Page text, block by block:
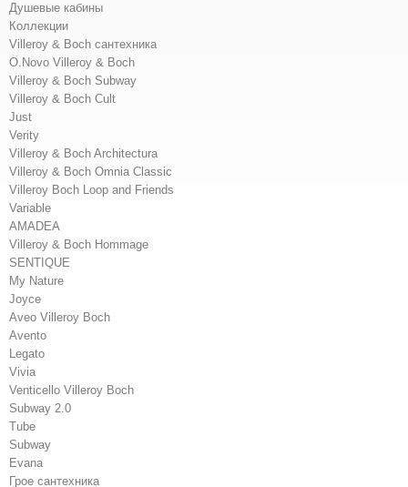
Душевые кабины
Коллекции
Villeroy & Boch сантехника
O.Novo Villeroy & Boch
Villeroy & Boch Subway
Villeroy & Boch Cult
Just
Verity
Villeroy & Boch Architectura
Villeroy & Boch Omnia Classic
Villeroy Boch Loop and Friends
Variable
AMADEA
Villeroy & Boch Hommage
SENTIQUE
My Nature
Joyce
Aveo Villeroy Boch
Avento
Legato
Vivia
Venticello Villeroy Boch
Subway 2.0
Tube
Subway
Evana
Грое сантехника